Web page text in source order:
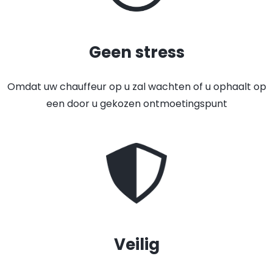
Geen stress
Omdat uw chauffeur op u zal wachten of u ophaalt op
een door u gekozen ontmoetingspunt
Veilig